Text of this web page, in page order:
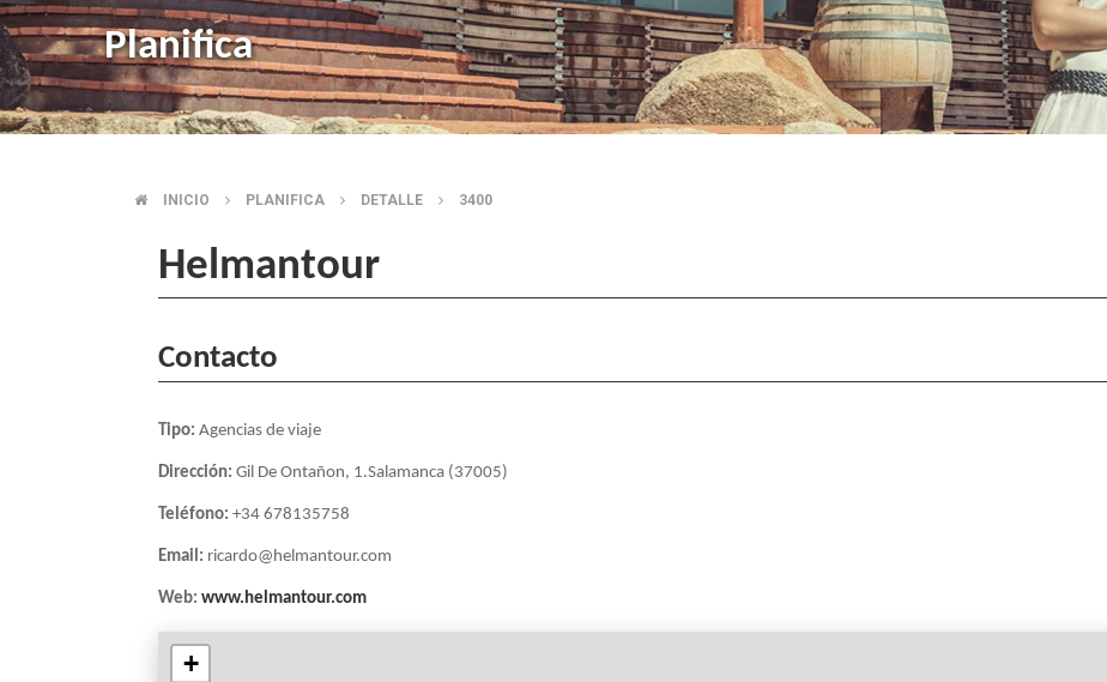
Planifica
BREADCRUMB
INICIO PLANIFICA DETALLE 3400
Helmantour
Contacto
Tipo: Agencias de viaje
Dirección: Gil De Ontañon, 1.Salamanca (37005)
Teléfono: +34 678135758
Email: ricardo@helmantour.com
Web: www.helmantour.com
+